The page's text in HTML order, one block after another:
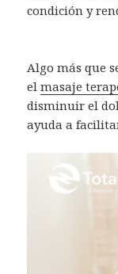
condición y
Algo más que
elmasaje
disminuir el
ayuda a